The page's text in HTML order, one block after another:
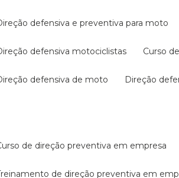
direção defensiva e preventiva para moto
direção defensiva motociclistas curso
direção defensiva de moto direção
curso de direção preventiva em empresa
treinamento de direção preventiva em